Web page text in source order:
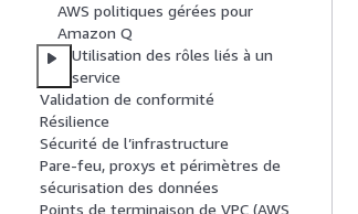
AWS politiques gérées pour
Amazon Q
Utilisation des rôles liés à un
service
Validation de conformité
Résilience
Sécurité de l’infrastructure
Pare-feu, proxys et périmètres de
sécurisation des données
Points de terminaison de VPC (AWS